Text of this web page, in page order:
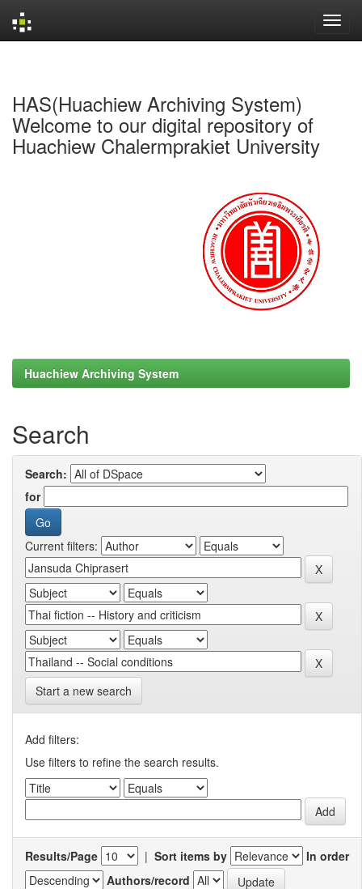
HAS(Huachiew Archiving System)
Welcome to our digital repository of
Huachiew Chalermprakiet University
Huachiew Archiving System
Search
Search:
for
Current filters:
Start a new search
Add filters:
Use filters to refine the search results.
Results/Page | Sort items by
In order
Authors/record